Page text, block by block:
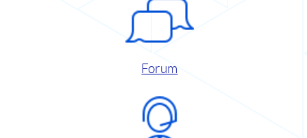
Forum